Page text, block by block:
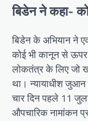
बिडेन ने कहा-
बिडेन के अभियान ने
कोई भी कानून से ऊपर
लोकतंत्र के लिए जो
था। न्यायाधीश
चार दिन पहले 11
औपचारिक नामांकन